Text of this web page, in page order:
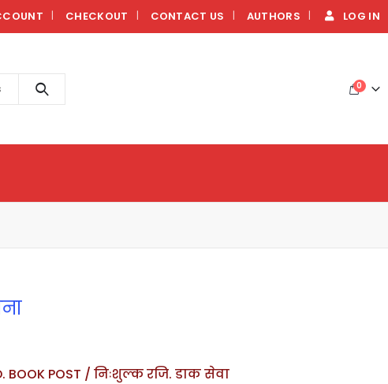
CHECKOUT CONTACT US AUTHORS LOG IN
0
BOOK POST / निःशुल्क रजि. डाक सेवा